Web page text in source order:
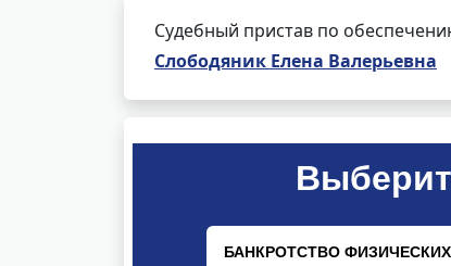
Судебный пристав по
Слободяник Елена Валерьевна